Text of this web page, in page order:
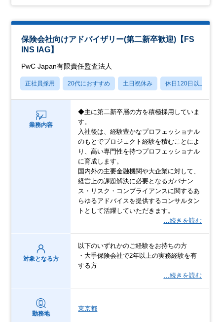
保険会社向けアドバイザリー(第二新卒歓迎)【FS
INS IAG】
PwC Japan有限責任監査法人
正社員採用 20代におすすめ 土日祝休み 休日120日以上
業務内容
◆主に第二新卒層の方を積極採用していま
す。
入社後は、経験豊かなプロフェッショナル
のもとでプロジェクト経験を積むことによ
り、高い専門性を持つプロフェッショナル
に育成します。
国内外の主要金融機関や大企業に対して、
経営上の課題解決に必要となるガバナン
ス・リスク・コンプライアンスに関するあ
らゆるアドバイスを提供するコンサルタン
トとして活躍していただきます。
…続きを読む
対象となる方
以下のいずれかのご経験をお持ちの方
・大手保険会社で2年以上の実務経験を有
する方
…続きを読む
勤務地
東京都